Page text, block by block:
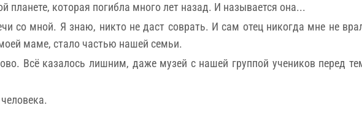
планете, которая погибла много лет назад. И называется она...
со мной. Я знаю, никто не даст соврать. И сам отец никогда мне не
маме, стало частью нашей семьи.
Всё казалось лишним, даже музей с нашей группой учеников перед